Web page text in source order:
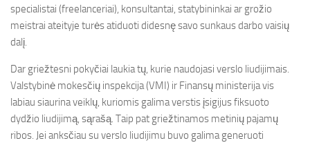
specialistai (freelanceriai), konsultantai, statybininkai ar grožio
meistrai ateityje turės atiduoti didesnę savo sunkaus darbo vaisių
dalį.
Dar griežtesni pokyčiai laukia tų, kurie naudojasi verslo liudijimais.
Valstybinė mokesčių inspekcija (VMI) ir Finansų ministerija vis
labiau siaurina veiklų, kuriomis galima verstis įsigijus fiksuoto
dydžio liudijimą, sąrašą. Taip pat griežtinamos metinių pajamų
ribos. Jei anksčiau su verslo liudijimu buvo galima generuoti